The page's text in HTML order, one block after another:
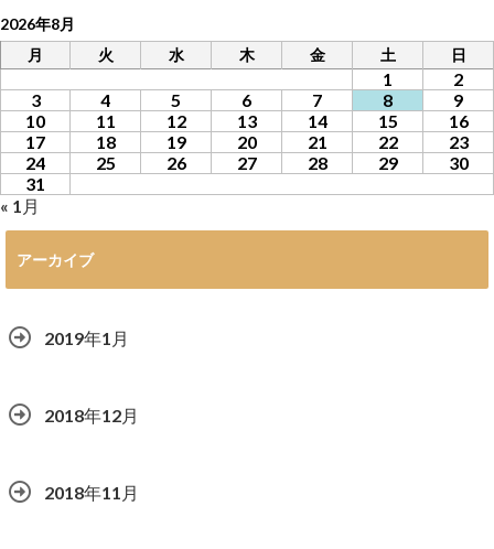
2026年8月
月
火 水 木 金 土 日
1
2
3
4 5 6 7 8
9
10
11 12 13 14 15
16
17
18 19 20 21 22
23
24
25 26 27 28 29
30
31
« 1月
アーカイブ
2019年1月
2018年12月
2018年11月